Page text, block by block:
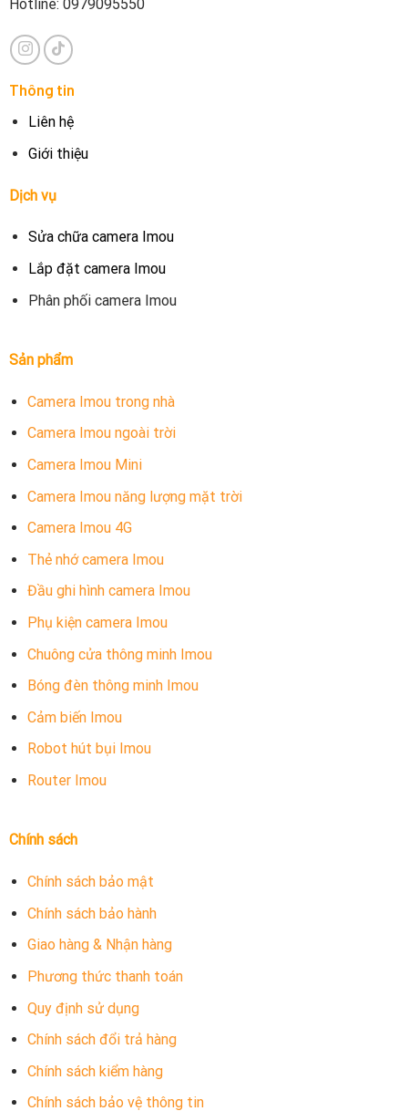
Hotline: 0979095550
Thông tin
Liên hệ
Giới thiệu
Dịch vụ
Sửa chữa camera Imou
Lắp đặt camera Imou
Phân phối camera Imou
Sản phẩm
Camera Imou trong nhà
Camera Imou ngoài trời
Camera Imou Mini
Camera Imou năng lượng mặt trời
Camera Imou 4G
Thẻ nhớ camera Imou
Đầu ghi hình camera Imou
Phụ kiện camera Imou
Chuông cửa thông minh Imou
Bóng đèn thông minh Imou
Cảm biến Imou
Robot hút bụi Imou
Router Imou
Chính sách
Chính sách bảo mật
Chính sách bảo hành
Giao hàng & Nhận hàng
Phương thức thanh toán
Quy định sử dụng
Chính sách đổi trả hàng
Chính sách kiểm hàng
Chính sách bảo vệ thông tin